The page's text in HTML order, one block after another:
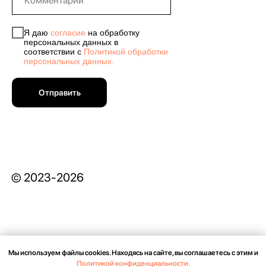
Мы используем файлы cookies. Находясь на сайте, вы соглашаетесь с этим и
Политикой конфиденциальности.
Я даю согласие на обработку
персональных данных в
соответствии с Политикой обработки
персональных данных.
Отправить
© 2023-2026
СОГЛАСИЕ НА ОБРАБОТКУ ПЕРСОНАЛЬНЫХ ДАННЫХ